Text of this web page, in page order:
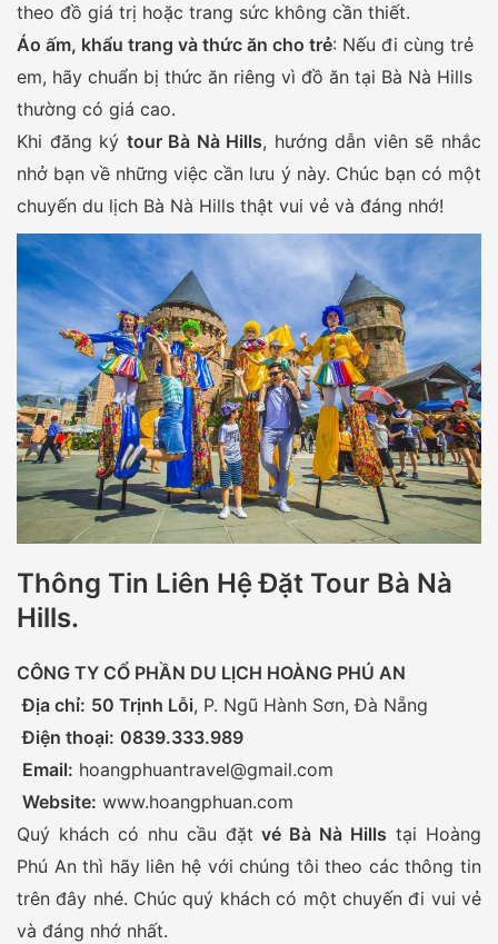
theo đồ giá trị hoặc trang sức không cần thiết.
Áo ấm, khẩu trang và thức ăn cho trẻ: Nếu đi cùng trẻ
em, hãy chuẩn bị thức ăn riêng vì đồ ăn tại Bà Nà Hills
thường có giá cao.
Khi đăng ký tour Bà Nà Hills, hướng dẫn viên sẽ nhắc
nhở bạn về những việc cần lưu ý này. Chúc bạn có một
chuyến du lịch Bà Nà Hills thật vui vẻ và đáng nhớ!
Thông Tin Liên Hệ Đặt Tour Bà Nà
Hills.
CÔNG TY CỔ PHẦN DU LỊCH HOÀNG PHÚ AN
Địa chỉ: 50 Trịnh Lỗi, P. Ngũ Hành Sơn, Đà Nẵng
Điện thoại: 0839.333.989
Email: hoangphuantravel@gmail.com
Website: www.hoangphuan.com
Quý khách có nhu cầu đặtvé Bà Nà Hills tại Hoàng
Phú An thì hãy liên hệ với chúng tôi theo các thông tin
trên đây nhé. Chúc quý khách có một chuyến đi vui vẻ
và đáng nhớ nhất.